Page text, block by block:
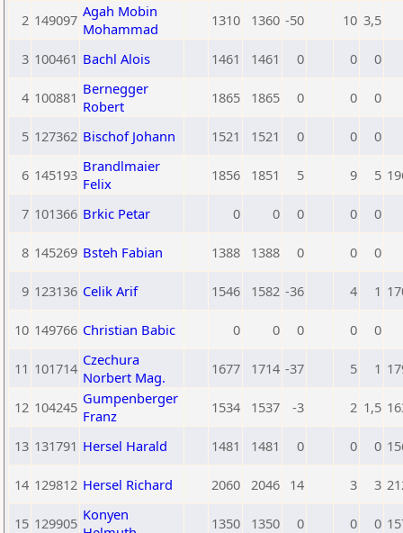
2 149097 Agah Mobin
Mohammad
1310 1360 -50 10 3,5
3 100461 Bachl Alois 1461 1461 0 0 0
4 100881 Bernegger
Robert
1865 1865 0 0 0
5 127362 Bischof Johann 1521 1521 0 0 0
6 145193 Brandlmaier
Felix
1856 1851 5 9 5
7 101366 Brkic Petar 0 0 0 0 0
8 145269 Bsteh Fabian 1388 1388 0 0 0
9 123136 Celik Arif 1546 1582 -36 4 1
10 149766 Christian Babic 0 0 0 0 0
11 101714 Czechura
Norbert Mag.
1677 1714 -37 5 1
12 104245 Gumpenberger
Franz
1534 1537 -3 2 1,5
13 131791 Hersel Harald 1481 1481 0 0 0
14 129812 Hersel Richard 2060 2046 14 3 3
15 129905 Konyen
1350 1350 0 0 0